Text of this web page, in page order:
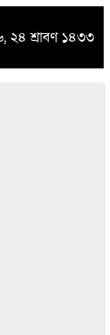
২৪ শ্রাবণ ১৪৩৩